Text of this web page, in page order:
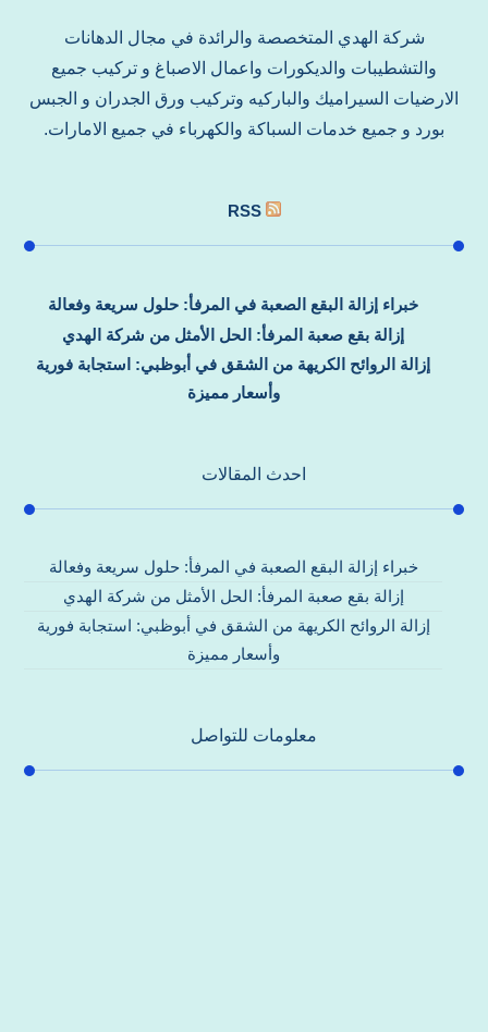
شركة الهدي المتخصصة والرائدة في مجال الدهانات
والتشطيبات والديكورات واعمال الاصباغ و تركيب جميع
الارضيات السيراميك والباركيه وتركيب ورق الجدران و الجبس
بورد و جميع خدمات السباكة والكهرباء في جميع الامارات.
RSS
خبراء إزالة البقع الصعبة في المرفأ: حلول سريعة وفعالة
إزالة بقع صعبة المرفأ: الحل الأمثل من شركة الهدي
إزالة الروائح الكريهة من الشقق في أبوظبي: استجابة فورية
وأسعار مميزة
احدث المقالات
خبراء إزالة البقع الصعبة في المرفأ: حلول سريعة وفعالة
إزالة بقع صعبة المرفأ: الحل الأمثل من شركة الهدي
إزالة الروائح الكريهة من الشقق في أبوظبي: استجابة فورية
وأسعار مميزة
معلومات للتواصل